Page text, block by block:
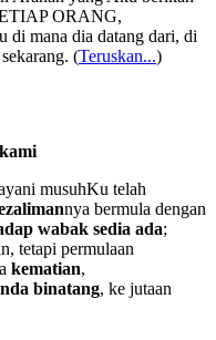
ORANG,
di mana dia datang dari, di
(Teruskan...)
musuhKu telah
nya bermula dengan
wabak sedia ada;
tetapi permulaan
kematian,
binatang, ke jutaan